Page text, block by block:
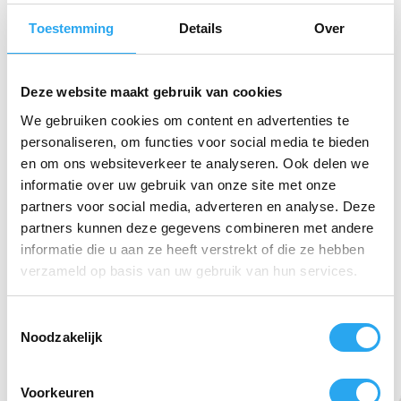
Toestemming Details Over
Deze website maakt gebruik van cookies
We gebruiken cookies om content en advertenties te
personaliseren, om functies voor social media te bieden
en om ons websiteverkeer te analyseren. Ook delen we
informatie over uw gebruik van onze site met onze
partners voor social media, adverteren en analyse. Deze
partners kunnen deze gegevens combineren met andere
informatie die u aan ze heeft verstrekt of die ze hebben
verzameld op basis van uw gebruik van hun services.
Noodzakelijk
Voorkeuren
Toepassingen:
Geschikt voor alle waterbestendige vloeren, zoals
Ook geschikt voor verzegeld, geboend en geolied
hout.
diverse omgevingen, zoals luchthavens,
winkelcentra, metrostations, supermarkten en
scholen.
Gerelateerde producten